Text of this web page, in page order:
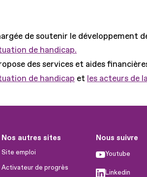
de soutenir le développement
de handicap.
des services et aides
de handicap et les acteurs de
Nos autres sites
Site emploi
Activateur de progrès
Nous suivre
Youtube
Linkedin